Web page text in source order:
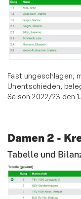
Fast ungeschlagen,
Unentschieden,
Saison 2022/23 den
Damen 2 -
Tabelle und
News
Termine
Bildergalerie
Triathlon
Volleyball
Yoga
Zwiebelbühne
Mitglieder-Service